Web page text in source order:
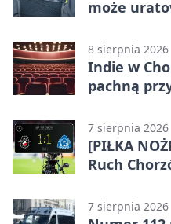
może
8 sierpnia 2026
Indie w
pachną
7 sierpnia 2026
[PIŁKA
Ruch
7 sierpnia 2026